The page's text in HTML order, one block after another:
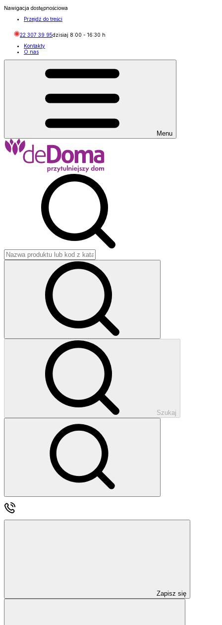
Nawigacja dostępnościowa
Przejdź do treści
22 307 39 95dzisiaj 8:00 - 16:30 h
Kontakty
O nas
Menu
Szukaj
Zapisz się